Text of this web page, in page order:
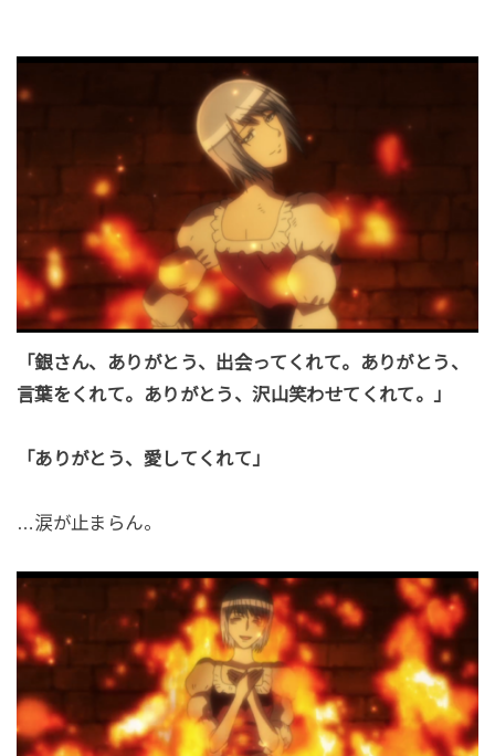
「銀さん、ありがとう、出会ってくれて。ありがとう、
言葉をくれて。ありがとう、沢山笑わせてくれて。」
「ありがとう、愛してくれて」
…涙が止まらん。